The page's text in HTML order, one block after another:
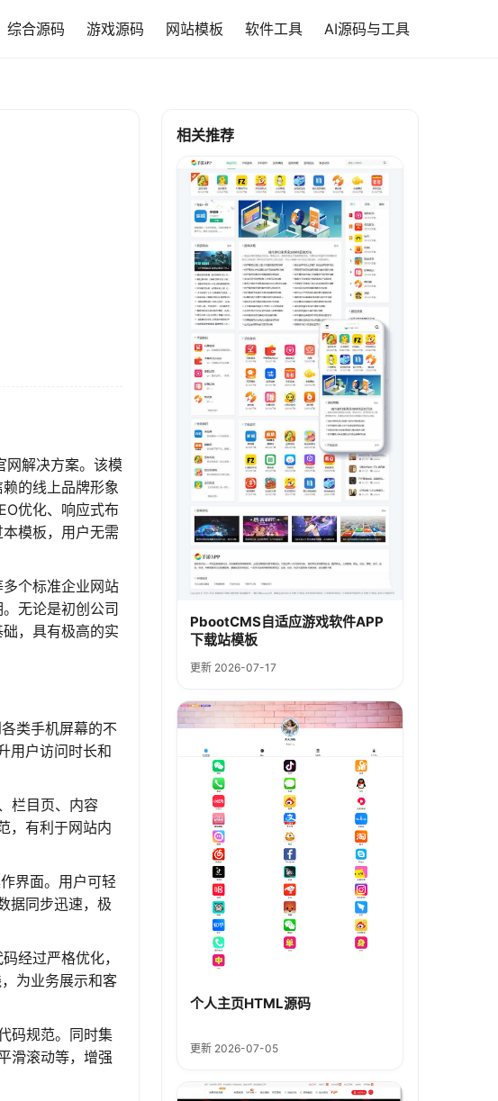
综合源码 游戏源码 网站模板 软件工具 AI源码与工具
网解决方案。该模
的线上品牌形象
优化、响应式布
模板，用户无需
个标准企业网站
无论是初创公司
，具有极高的实
类手机屏幕的不
用户访问时长和
栏目页、内容
，有利于网站内
界面。用户可轻
据同步迅速，极
经过严格优化，
为业务展示和客
码规范。同时集
滑滚动等，增强
相关推荐
PbootCMS自适应游戏软件APP
下载站模板
更新 2026-07-17
个人主页HTML源码
更新 2026-07-05